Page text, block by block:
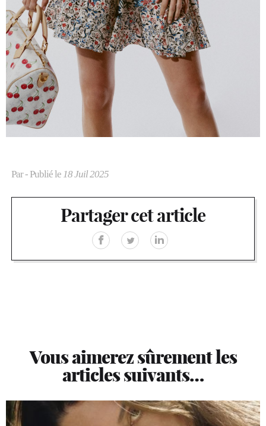
Par- Publié le 18 Juil 2025
Partager cet article
Vous aimerez sûrement les
articles suivants…